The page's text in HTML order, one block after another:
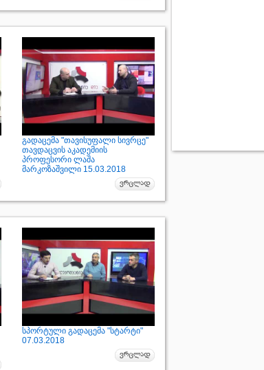
გადაცემა "თავისუფალი სივრცე"
თავდაცვის აკადემიის
პროფესორი ლაშა
მარკოზაშვილი 15.03.2018
სპორტული გადაცემა "სტარტი"
07.03.2018